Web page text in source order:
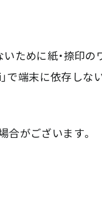
ために紙・捺印の
で端末に依存しな
がございます。